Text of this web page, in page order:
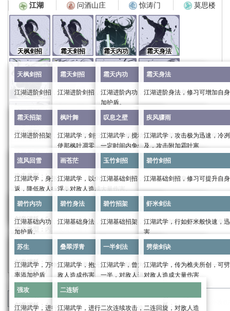
江湖 问酒山庄 惊涛门 莫思楼
天枫剑招
天枫剑招
江湖进阶剑招，修习可提升自身武力，加强攻击伤害
武学类别：招式
剑意消耗：
攻击类型：/
武学效果：
武力：18
进阶效果：
武力0/6/19/39/66/99
霜天剑招
霜天剑招
江湖进阶剑招，修习可提升自身武力，加强攻击伤害
武学类别：招式
剑意消耗：
攻击类型： /
武学效果：
武力：18
进阶效果：
武力：0/6/19/39/66/99
霜天内功
霜天内功
江湖进阶内功，修习可提高自身气血上限，为
加护盾。
武学类别：
剑意消耗： /
攻击类型：/
武学效果：
气血系数：4.5
进阶效果：
内力：0/50/151/302/504/756
进入战斗时获得的护盾值：0/50/155/305/505/
霜天身法
霜天身法
江湖进阶身法，修习可增加自
武学类别：身法
剑意消耗：
攻击类型： /
武学效果：
身法：18
内防系数：1.0
进阶效果：
身法：0/6/19/39/66/99
霜天招架
霜天招架
江湖进阶招架，修习可增加自身定力，强化免伤
武学类别：招架
剑意消耗：
攻击类型：
/
武学效果：
根骨：10
招架系数： 24.16%
进阶效果：
根骨：0/33/99/198/330/495
枫叶舞
枫叶舞
江湖武学，剑扫寰宇，引枫叶翩翩，萦绕于侧，也可
使那枫叶凋零，化为尘土，加快自身行动条增长，可
提前取消
武学类别： buff
剑意消耗： 2
攻击类型：外攻
提高自身20% 行动增长速度，每次攻击额外造成
续四息。
枫叶舞·凋零：取消行动增长速度加成，立刻攻击一
次，造成12+25% 外攻伤害。
进阶效果：
0/2.5/7.5/12.5/20/27.5%概率立刻进行普通攻击
叹息之壁
叹息之壁
江湖武学，搅动落枫于身前，化作屏障，保护
一定时间内免伤
武学类别：
剑意消耗：4
武学效果：
攻伤害，持续两息
进阶效果：
0/5/15/25/45/55%概率立刻进行普通攻击
疾风骤雨
疾风骤雨
江湖武学，攻击极为迅速，冷
及，攻击附加霜叶寒
武学类别：
剑意消耗：4
武学效果：
霜叶寒：持续十二息，满4层后
雪30%调息时间且添加一层霜
进阶效果：
0/5/15/25/40/55%概率立刻进
流风回雪
流风回雪
江湖武学，身形轻逸飘摇，在枫叶中腾挪，一击则
返，降低敌人行动条
武学类别：
剑意消耗：6
攻击类型：
武学效果：
对方行动力增长速度50%
。
进阶效果：
画苍茫
画苍茫
江湖武学，以剑为笔，描绘那苍茫大地，画尽人世沉
浮，对敌人造成大量伤害。
武学类别：
终结技
剑意消耗：/
武学效果：
攻伤害
进阶效果：
此武功基础伤害提升0/8/16/30/45/60%
玉竹剑招
玉竹剑招
江湖基础剑招，修习可提升自身武力，加强攻
武学类别：招式
剑意消耗：
攻击类型：/
武学效果：
武力：16
进阶效果：
碧竹剑招
碧竹剑招
江湖基础剑招，修习可提升自
武学类别：招式
剑意消耗：
攻击类型： /
武学效果：
武力：16
进阶效果：
碧竹内功
碧竹内功
江湖基础内功，修习可提高自身气血上限，为自己添
加护盾。
武学类别：
剑意消耗： /
攻击类型：
武学效果：
碧竹身法
碧竹身法
江湖基础身法，修习可增加自身防御。
武学类别：身法
剑意消耗：
攻击类型： /
武学效果：
身法：16
碧竹招架
碧竹招架
江湖基础招架，修习可增加自身定力，强化免伤
武学类别：招架
剑意消耗：
攻击类型： /
武学效果：
虾米剑法
虾米剑法
江湖武学，行如虾米般快速，
害
武学类别：
剑意消耗：
3
攻击类型：外攻
苏生
苏生
江湖武学，万物复苏，休养生息，恢复自身气血，概
率添加护盾
武学类别：
剑意消耗： 4
叠翠浮青
叠翠浮青
江湖武学，抱元守一，意随心动，连续回旋打击，对
敌人造成伤害
武学类别：
剑意消耗： 5
一半剑法
一半剑法
江湖武学，曾为江湖绝学，奈何早年流失一半
一半，对敌人进行多次伤害
剑意消耗：8
劈柴剑诀
劈柴剑诀
江湖武学，传为樵夫所创，可
对敌人造成大量伤害
剑意消耗： /
强攻
强攻
江湖武学，进行强猛攻击，气势逼人，对敌人造成伤
二连斩
二连斩
江湖武学，进行二次连续攻击，二连回旋，对敌人造
分类： 武学 锁月楼